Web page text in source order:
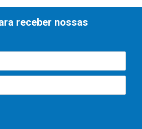
receber nossas